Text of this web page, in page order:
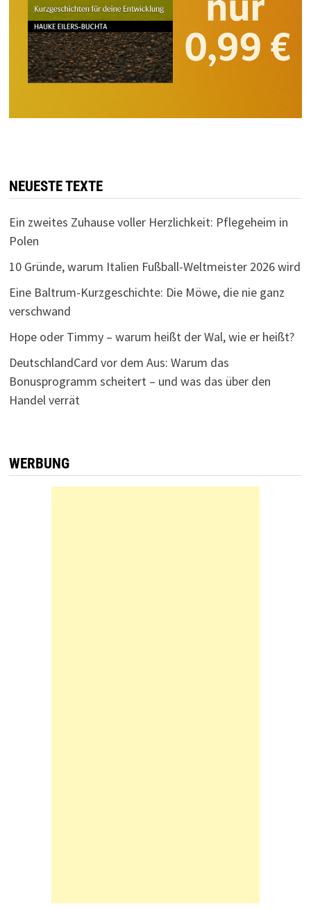
NEUESTE TEXTE
Ein zweites Zuhause voller Herzlichkeit: Pflegeheim in
Polen
10 Gründe, warum Italien Fußball-Weltmeister 2026 wird
Eine Baltrum-Kurzgeschichte: Die Möwe, die nie ganz
verschwand
Hope oder Timmy – warum heißt der Wal, wie er heißt?
DeutschlandCard vor dem Aus: Warum das
Bonusprogramm scheitert – und was das über den
Handel verrät
WERBUNG